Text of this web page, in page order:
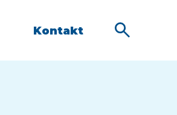
Kontakt